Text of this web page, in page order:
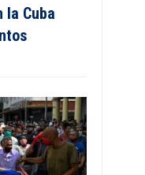
la Cuba